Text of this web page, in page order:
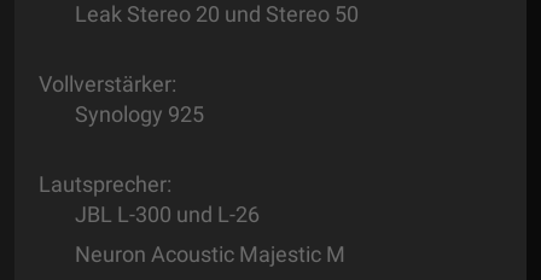
Leak Stereo 20 und Stereo 50
Vollverstärker:
Synology 925
Lautsprecher:
JBL L-300 und L-26
Neuron Acoustic Majestic M